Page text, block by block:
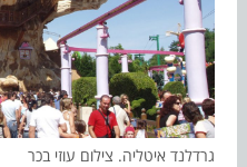
גרדלנד איטליה. צילום עוזי בכר